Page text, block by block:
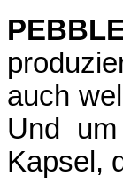
auch
Und
Kapsel,